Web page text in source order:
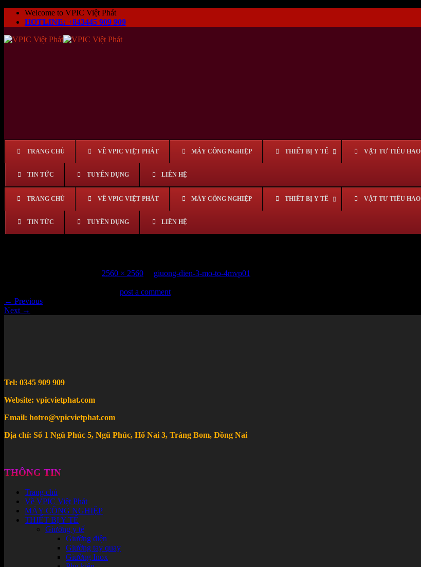
Skip
Welcome to VPIC Việt Phát
HOTLINE: +843445 909 909
TRANG CHỦ VỀ VPIC VIỆT PHÁT MÁY CÔNG NGHIỆP THIẾT BỊ Y TẾ VẬT TƯ TIÊU HAO
TIN TỨC TUYỂN DỤNG LIÊN HỆ
TRANG CHỦ VỀ VPIC VIỆT PHÁT MÁY CÔNG NGHIỆP THIẾT BỊ Y TẾ VẬT TƯ TIÊU HAO
TIN TỨC TUYỂN DỤNG LIÊN HỆ
2560 × 2560 giuong-dien-3-mo-to-4mvp01
post a comment
← Previous
Next →
Tel: 0345 909 909
Website: vpicvietphat.com
Email: hotro@vpicvietphat.com
Địa chỉ: Số 1 Ngũ Phúc 5, Ngũ Phúc, Hố Nai 3, Trảng Bom, Đồng Nai
THÔNG TIN
Trang chủ
Về VPIC Việt Phát
MÁY CÔNG NGHIỆP
THIẾT BỊ Y TẾ
Giường y tế
Giường điện
Giường tay quay
Giường Inox